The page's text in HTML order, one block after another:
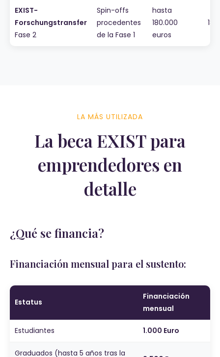
EXIST-
Forschungstransfer
Fase 2
Spin-offs
procedentes
de la Fase 1
hasta
180.000
euros
18
LA MÁS UTILIZADA
La beca EXIST para
emprendedores en
detalle
¿Qué se financia?
Financiación mensual para el sustento:
Estatus
Financiación
mensual
Estudiantes 1.000 Euro
Graduados (hasta 5 años tras la